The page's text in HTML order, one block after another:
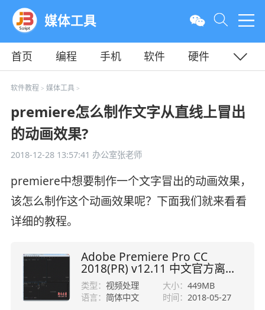
媒体工具
首页 编程 手机 软件
硬件
教程
平面
软件教程 > 媒体工具>
premiere怎么制作文字从直线上冒出
的动画效果?
2018-12-28 13:57:41 办公室张老师
premiere中想要制作一个文字冒出的动画效果，
该怎么制作这个动画效果呢？下面我们就来看看
详细的教程。
Adobe Premiere Pro CC
2018(PR) v12.11 中文官方离线
安装版
类型：视频处理 大小： 449MB
语言： 简体中文 时间： 2018-05-27